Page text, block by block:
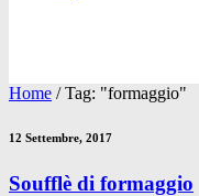
Home /Tag: "formaggio"
12 Settembre, 2017
Soufflè di formaggio